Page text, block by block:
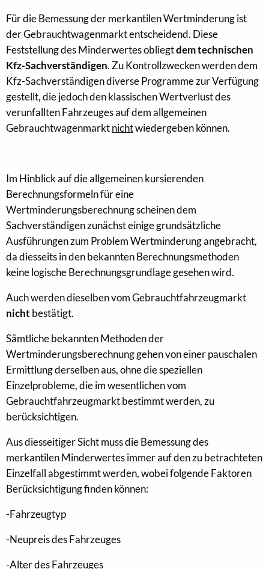
Für die Bemessung der merkantilen Wertminderung ist
der Gebrauchtwagenmarkt entscheidend. Diese
Feststellung des Minderwertes obliegtdem technischen
Kfz-Sachverständigen. Zu Kontrollzwecken werden dem
Kfz-Sachverständigen diverse Programme zur Verfügung
gestellt, die jedoch den klassischen Wertverlust des
verunfallten Fahrzeuges auf dem allgemeinen
Gebrauchtwagenmarktnichtwiedergeben können.
Im Hinblick auf die allgemeinen kursierenden
Berechnungsformeln für eine
Wertminderungsberechnung scheinen dem
Sachverständigen zunächst einige grundsätzliche
Ausführungen zum Problem Wertminderung angebracht,
da diesseits in den bekannten Berechnungsmethoden
keine logische Berechnungsgrundlage gesehen wird.
Auch werden dieselben vom Gebrauchtfahrzeugmarkt
nicht bestätigt.
Sämtliche bekannten Methoden der
Wertminderungsberechnung gehen von einer pauschalen
Ermittlung derselben aus, ohne die speziellen
Einzelprobleme, die im wesentlichen vom
Gebrauchtfahrzeugmarkt bestimmt werden, zu
berücksichtigen.
Aus diesseitiger Sicht muss die Bemessung des
merkantilen Minderwertes immer auf den zu betrachteten
Einzelfall abgestimmt werden, wobei folgende Faktoren
Berücksichtigung finden können:
-Fahrzeugtyp
-Neupreis des Fahrzeuges
-Alter des Fahrzeuges